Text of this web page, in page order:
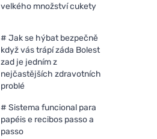
velkého množství cukety
# Jak se hýbat bezpečně
když vás trápí záda Bolest
zad je jedním z
nejčastějších zdravotních
problé
# Sistema funcional para
papéis e recibos passo a
passo